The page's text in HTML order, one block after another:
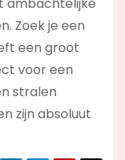
Zoek je een
een groot
voor een
stralen
zijn absoluut